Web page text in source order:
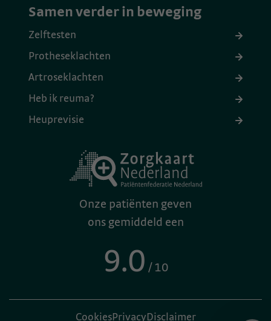
Samen verder in beweging
Zelftesten
Protheseklachten
Artroseklachten
Heb ik reuma?
Heuprevisie
Onze patiënten geven
ons gemiddeld een
9.0 / 10
CookiesPrivacyDisclaimer